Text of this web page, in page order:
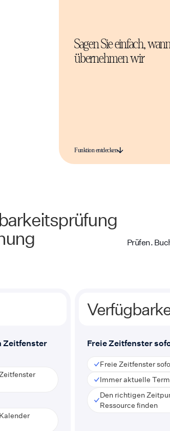
Sagen Sie einfach,
übernehmen wir
Funktion entdecken
Prüfen.
Zeitfenster
Freie Zeitfenster
Freie Zeitfenster
Immer aktuelle
Den richtigen
Ressource finden